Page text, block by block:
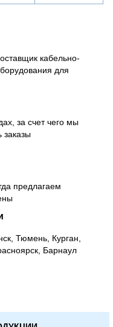
кабельно-
для
за счет чего мы
заказы
предлагаем
Тюмень, Курган,
Барнаул